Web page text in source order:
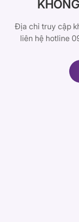
Địa chỉ truy cập
liên hệ hotline